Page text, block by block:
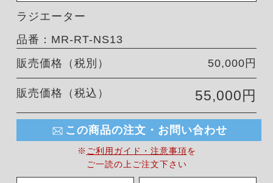
ラジエーター
品番：MR-RT-NS13
販売価格（税別）
50,000円
販売価格（税込） 55,000円
この商品の注文・お問い合わせ
※ ご利用ガイド・注意事項を
ご一読の上ご注文下さい